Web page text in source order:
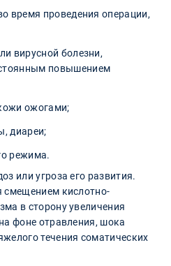
время проведения операции,
вирусной болезни,
повышением
ожогами;
диареи;
режима.
или угроза его развития.
смещением кислотно-
в сторону увеличения
фоне отравления, шока
течения соматических